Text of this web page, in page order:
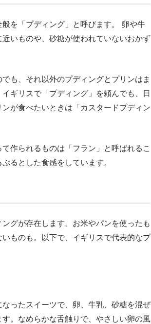
を「プディング」と呼びます。 卵や牛
いものや、砂糖が使われていないおかず
も、それ以外のプディングとプリンはま
ギリスで「プディング」を頼んでも、日
が食べたいときは「カスタードプディン
作られるものは「フラン」と呼ばれるこ
るとした食感をしています。
グが存在します。お米やパンを使ったも
ものも。以下で、イギリスで代表的なプ
ったスイーツで、卵、牛乳、砂糖を混ぜ
。なめらかな舌触りで、やさしい卵の風